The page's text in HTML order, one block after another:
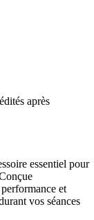
après
essentiel pour
et
vos séances